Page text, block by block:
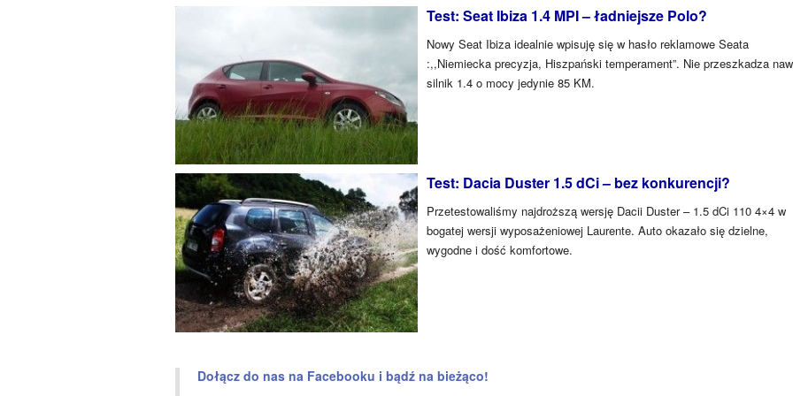
Test: Seat Ibiza 1.4 MPI – ładniejsze Polo?
Nowy Seat Ibiza idealnie wpisuję się w hasło reklamowe Seata
:,,Niemiecka precyzja, Hiszpański temperament”. Nie przeszkadza
silnik 1.4 o mocy jedynie 85 KM.
Test: Dacia Duster 1.5 dCi – bez konkurencji?
Przetestowaliśmy najdroższą wersję Dacii Duster – 1.5 dCi 110 4×4 w
bogatej wersji wyposażeniowej Laurente. Auto okazało się dzielne,
wygodne i dość komfortowe.
Dołącz do nas na Facebooku i bądź na bieżąco!